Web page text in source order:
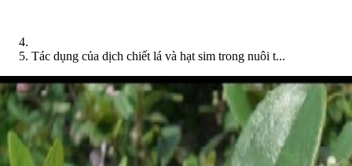
Tác dụng của dịch chiết lá và hạt sim trong nuôi t...